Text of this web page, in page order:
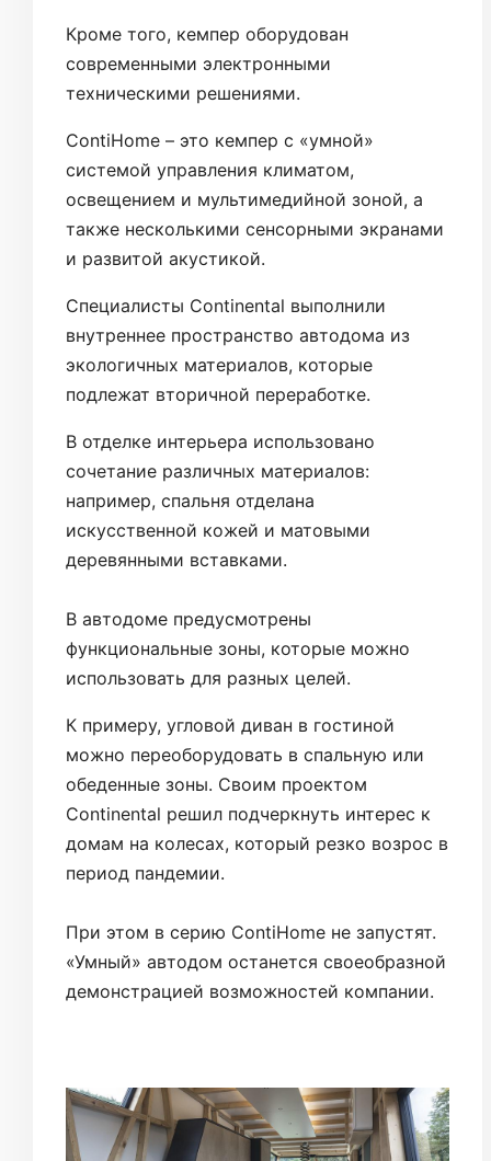
Кроме того, кемпер оборудован
современными электронными
техническими решениями.
ContiHome – это кемпер с «умной»
системой управления климатом,
освещением и мультимедийной зоной, а
также несколькими сенсорными экранами
и развитой акустикой.
Специалисты Continental выполнили
внутреннее пространство автодома из
экологичных материалов, которые
подлежат вторичной переработке.
В отделке интерьера использовано
сочетание различных материалов:
например, спальня отделана
искусственной кожей и матовыми
деревянными вставками.
В автодоме предусмотрены
функциональные зоны, которые можно
использовать для разных целей.
К примеру, угловой диван в гостиной
можно переоборудовать в спальную или
обеденные зоны. Своим проектом
Continental решил подчеркнуть интерес к
домам на колесах, который резко возрос в
период пандемии.
При этом в серию ContiHome не запустят.
«Умный» автодом останется своеобразной
демонстрацией возможностей компании.